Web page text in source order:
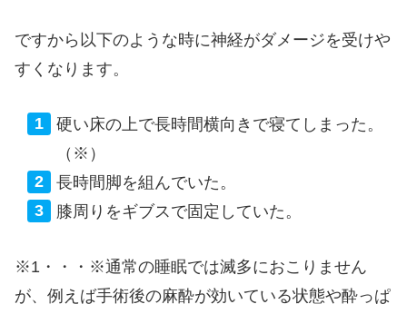
ですから以下のような時に神経がダメージを受けや
すくなります。
硬い床の上で長時間横向きで寝てしまった。
（※）
長時間脚を組んでいた。
膝周りをギブスで固定していた。
※1・・・※通常の睡眠では滅多におこりません
が、例えば手術後の麻酔が効いている状態や酔っぱ